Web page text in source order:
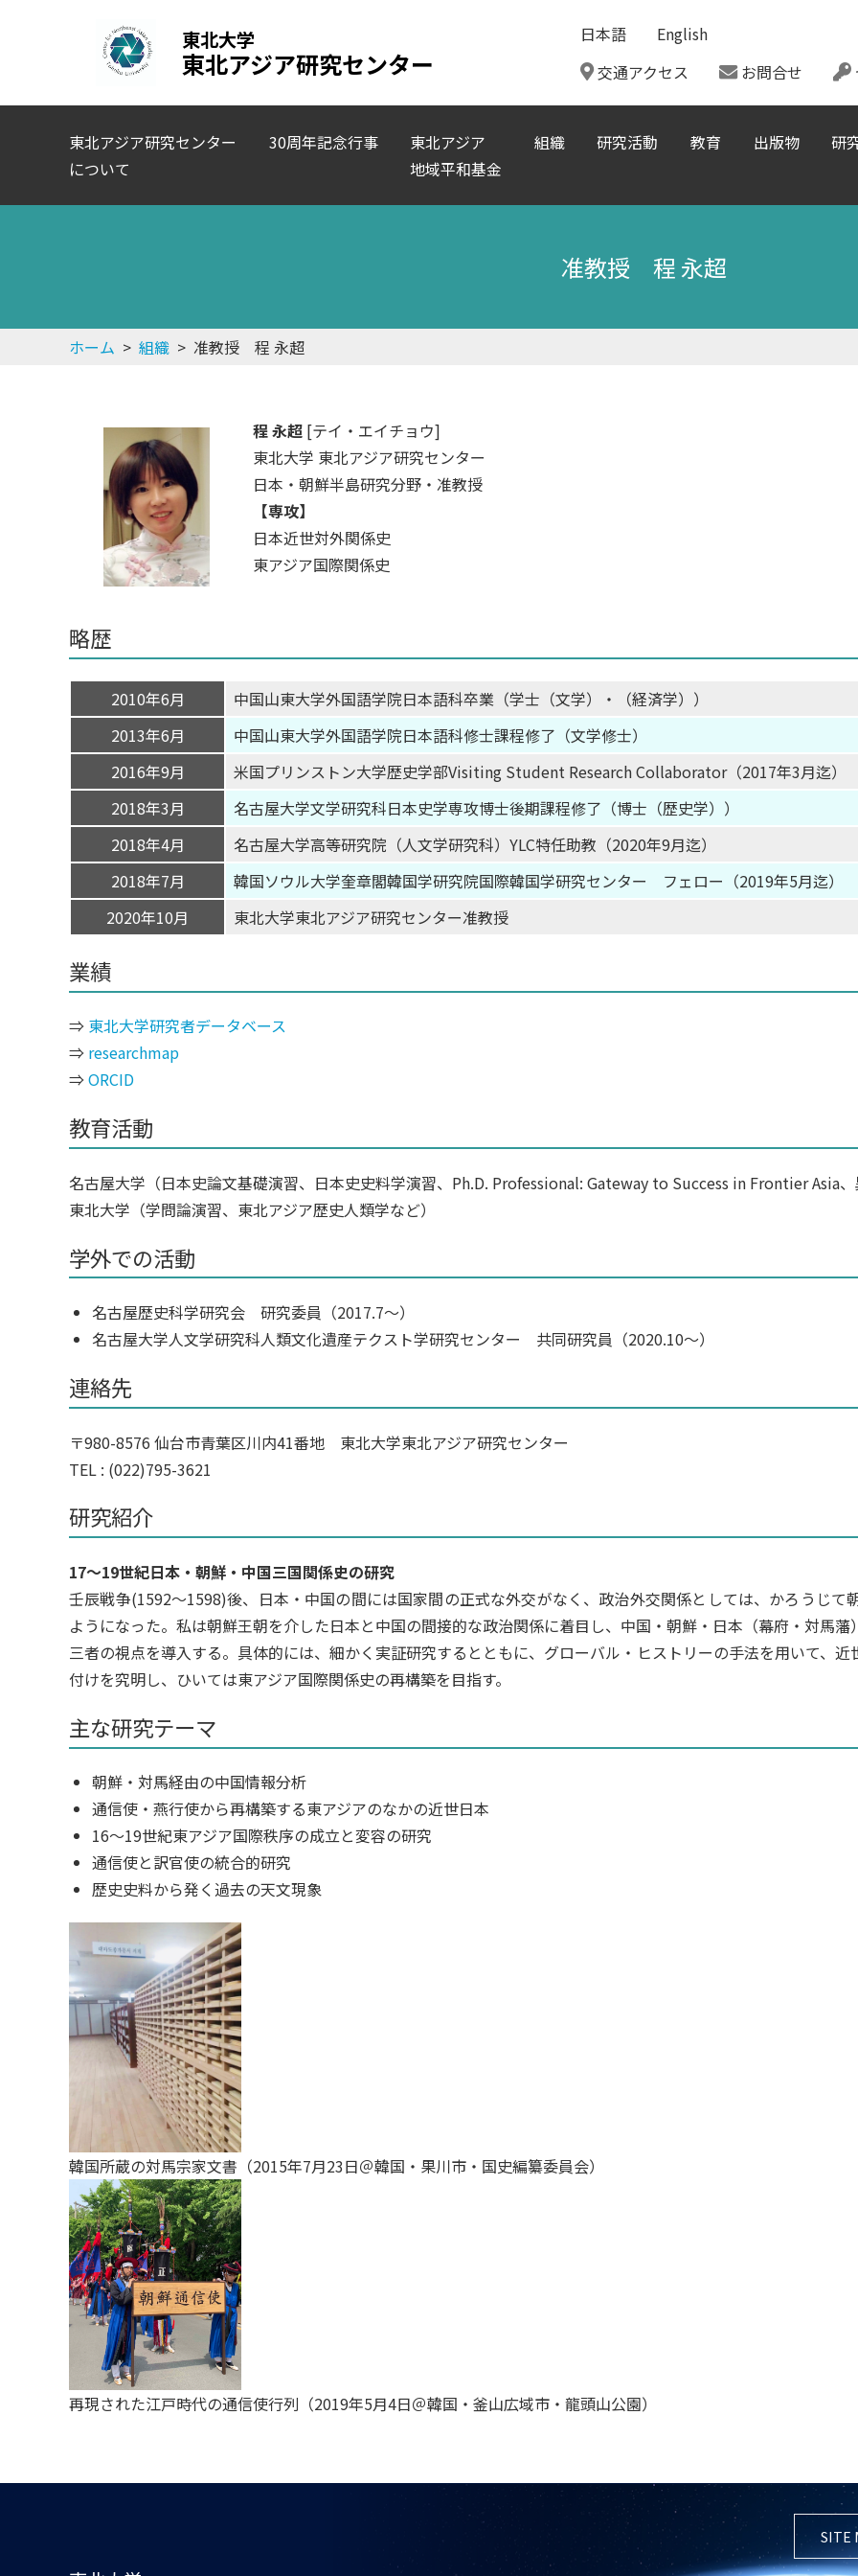
東北大学
東北アジア研究センター
日本語
English
交通アクセス
お問合せ
東北アジア研究センター
について
30周年記念行事
東北アジア
地域平和基金
組織 研究活動 教育 出版物 研
准教授 程 永超
ホーム > 組織 > 准教授 程 永超
程 永超 [テイ・エイチョウ]
東北大学 東北アジア研究センター
日本・朝鮮半島研究分野・准教授
【専攻】
日本近世対外関係史
東アジア国際関係史
略歴
2010年6月
中国山東大学外国語学院日本語科卒業（学士（文学）・（経済学））
2013年6月
中国山東大学外国語学院日本語科修士課程修了（文学修士）
2016年9月
米国プリンストン大学歴史学部Visiting Student Research Collaborator（2017年3月迄）
2018年3月
名古屋大学文学研究科日本史学専攻博士後期課程修了（博士（歴史学））
2018年4月
名古屋大学高等研究院（人文学研究科）YLC特任助教（2020年9月迄）
2018年7月
韓国ソウル大学奎章閣韓国学研究院国際韓国学研究センター フェロー（2019年5月迄）
2020年10月
東北大学東北アジア研究センター准教授
業績
⇒ 東北大学研究者データベース
⇒ researchmap
⇒ORCID
教育活動
名古屋大学（日本史論文基礎演習、日本史史料学演習、Ph.D. Professional: Gateway to Success in Frontier Asia、
東北大学（学問論演習、東北アジア歴史人類学など）
学外での活動
名古屋歴史科学研究会 研究委員（2017.7～）
名古屋大学人文学研究科人類文化遺産テクスト学研究センター 共同研究員（2020.10～）
連絡先
〒980-8576 仙台市青葉区川内41番地 東北大学東北アジア研究センター
TEL : (022)795-3621
研究紹介
17～19世紀日本・朝鮮・中国三国関係史の研究
壬辰戦争(1592〜1598)後、日本・中国の間には国家間の正式な外交がなく、政治外交関係としては、かろうじて
ようになった。私は朝鮮王朝を介した日本と中国の間接的な政治関係に着目し、中国・朝鮮・日本（幕府・対馬
三者の視点を導入する。具体的には、細かく実証研究するとともに、グローバル・ヒストリーの手法を用いて、
付けを究明し、ひいては東アジア国際関係史の再構築を目指す。
主な研究テーマ
朝鮮・対馬経由の中国情報分析
通信使・燕行使から再構築する東アジアのなかの近世日本
16〜19世紀東アジア国際秩序の成立と変容の研究
通信使と訳官使の統合的研究
歴史史料から発く過去の天文現象
韓国所蔵の対馬宗家文書（2015年7月23日＠韓国・果川市・国史編纂委員会）
再現された江戸時代の通信使行列（2019年5月4日＠韓国・釜山広域市・龍頭山公園）
SITE